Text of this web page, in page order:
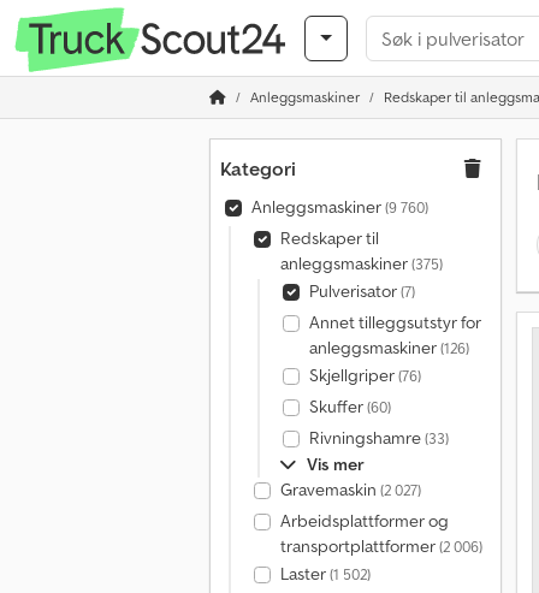
Anleggsmaskiner Redskaper til
Kategori
Anleggsmaskiner(9 760)
Redskaper til
anleggsmaskiner(375)
Pulverisator(7)
Annet tilleggsutstyr for
anleggsmaskiner(126)
Skjellgriper(76)
Skuffer(60)
Rivningshamre(33)
Vis mer
Gravemaskin (2 027)
Arbeidsplattformer og
transportplattformer(2 006)
Laster(1 502)